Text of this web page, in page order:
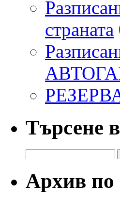
страната
Търсене
за:
Архив по